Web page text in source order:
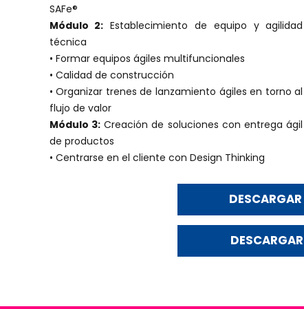
SAFe®
Módulo 2: Establecimiento de equipo y agilidad
técnica
• Formar equipos ágiles multifuncionales
• Calidad de construcción
• Organizar trenes de lanzamiento ágiles en torno al
flujo de valor
Módulo 3:Creación de soluciones con entrega ágil
de productos
• Centrarse en el cliente con Design Thinking